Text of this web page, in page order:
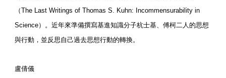
（The Last Writings of Thomas S. Kuhn: Incommensurability in
Science）。近年來準備撰寫基進知識分子杭士基、傅柯二人的思想
與行動，並反思自己過去思想行動的轉換。
盧倩儀